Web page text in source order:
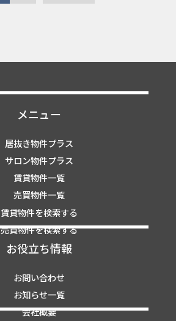
メニュー
居抜き物件プラス
サロン物件プラス
賃貸物件一覧
売買物件一覧
賃貸物件を検索する
売買物件を検索する
お役立ち情報
お問い合わせ
お知らせ一覧
会社概要